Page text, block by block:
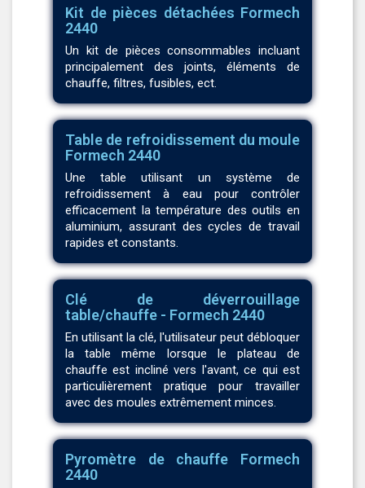
Kit de pièces détachées Formech
2440
Un kit de pièces consommables incluant
principalement des joints, éléments de
chauffe, filtres, fusibles, ect.
Table de refroidissement du moule
Formech 2440
Une table utilisant un système de
refroidissement à eau pour contrôler
efficacement la température des outils en
aluminium, assurant des cycles de travail
rapides et constants.
Clé de déverrouillage
table/chauffe - Formech 2440
En utilisant la clé, l'utilisateur peut débloquer
la table même lorsque le plateau de
chauffe est incliné vers l'avant, ce qui est
particulièrement pratique pour travailler
avec des moules extrêmement minces.
Pyromètre de chauffe Formech
2440